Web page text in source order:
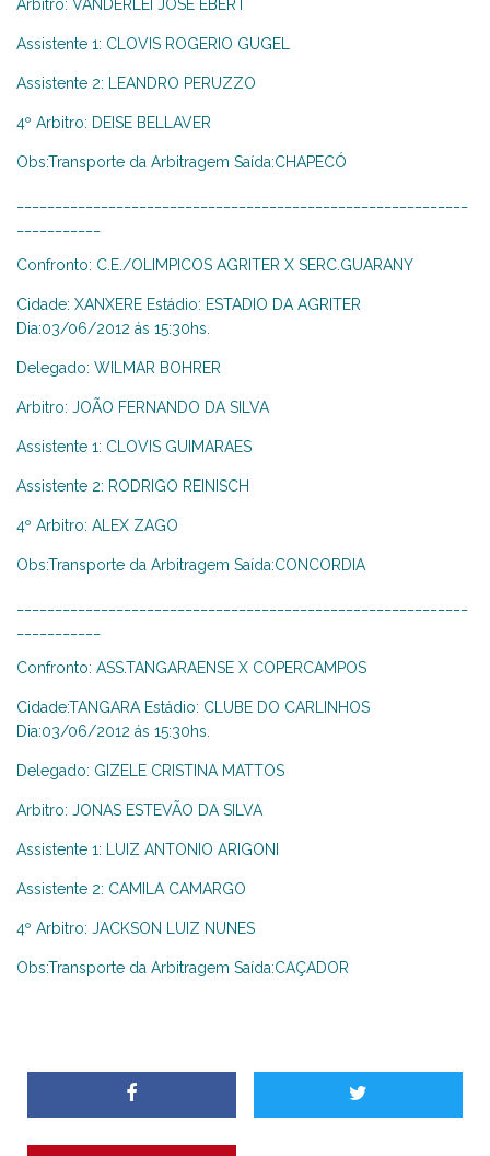
Arbitro: VANDERLEI JOSE EBERT
Assistente 1: CLOVIS ROGERIO GUGEL
Assistente 2: LEANDRO PERUZZO
4º Arbitro: DEISE BELLAVER
Obs:Transporte da Arbitragem Saída:CHAPECÓ
Confronto: C.E./OLIMPICOS AGRITER X SERC.GUARANY
Cidade: XANXERE Estádio: ESTADIO DA AGRITER
Dia:03/06/2012 ás 15:30hs.
Delegado: WILMAR BOHRER
Arbitro: JOÃO FERNANDO DA SILVA
Assistente 1: CLOVIS GUIMARAES
Assistente 2: RODRIGO REINISCH
4º Arbitro: ALEX ZAGO
Obs:Transporte da Arbitragem Saída:CONCORDIA
Confronto: ASS.TANGARAENSE X COPERCAMPOS
Cidade:TANGARA Estádio: CLUBE DO CARLINHOS
Dia:03/06/2012 ás 15:30hs.
Delegado: GIZELE CRISTINA MATTOS
Arbitro: JONAS ESTEVÃO DA SILVA
Assistente 1: LUIZ ANTONIO ARIGONI
Assistente 2: CAMILA CAMARGO
4º Arbitro: JACKSON LUIZ NUNES
Obs:Transporte da Arbitragem Saída:CAÇADOR